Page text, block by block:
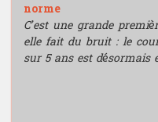
norme
C’est une grande
elle fait du bruit : le
sur 5 ans est